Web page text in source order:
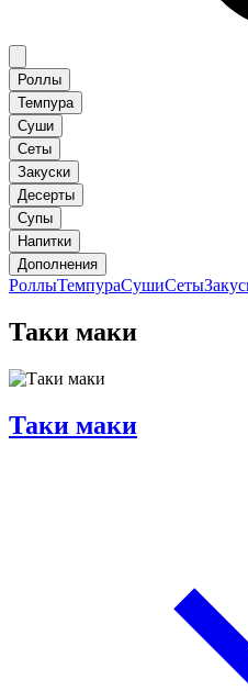
Роллы
Темпура
Суши
Сеты
Закуски
Десерты
Супы
Напитки
Дополнения
РоллыТемпураСушиСеты
Таки маки
Таки маки